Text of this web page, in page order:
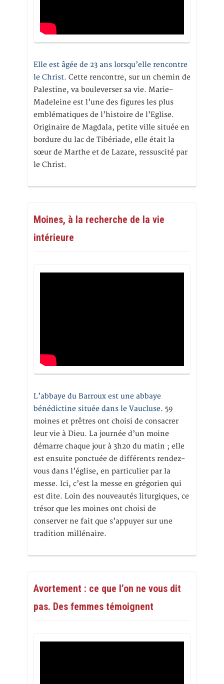
Elle est âgée de 23 ans lorsqu’elle rencontre
le Christ. Cette rencontre, sur un chemin de
Palestine, va bouleverser sa vie. Marie-
Madeleine est l’une des figures les plus
emblématiques de l’histoire de l’Eglise.
Originaire de Magdala, petite ville située en
bordure du lac de Tibériade, elle était la
sœur de Marthe et de Lazare, ressuscité par
le Christ.
Moines, à la recherche de la vie
intérieure
L’abbaye du Barroux est une abbaye
bénédictine située dans le Vaucluse. 59
moines et prêtres ont choisi de consacrer
leur vie à Dieu. La journée d’un moine
démarre chaque jour à 3h20 du matin ; elle
est ensuite ponctuée de différents rendez-
vous dans l’église, en particulier par la
messe. Ici, c’est la messe en grégorien qui
est dite. Loin des nouveautés liturgiques, ce
trésor que les moines ont choisi de
conserver ne fait que s’appuyer sur une
tradition millénaire.
Avortement : ce que l’on ne vous dit
pas. Des femmes témoignent